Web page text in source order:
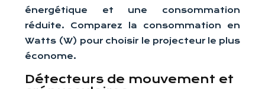
énergétique et une consommation
réduite. Comparez la consommation en
Watts (W) pour choisir le projecteur le plus
économe.
Détecteurs de mouvement et